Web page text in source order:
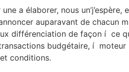
a élaborer, nous
auparavant de chacun
différenciation de façon í ce
budgétaire, í
conditions.